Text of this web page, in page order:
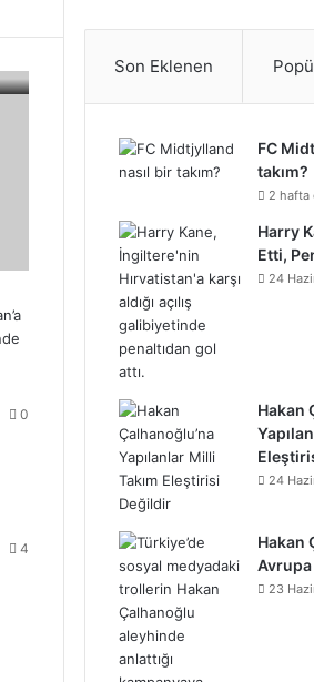
0
4
o
o
k
e
r
r
e
s
t
s
t
a
r
a
m
o
t
i
y
T
o
r
e
o
n
Son Eklenen
FC
takım?
2 hafta
Harry
Etti,
24
Hakan
24
Hakan
Avrupa
23